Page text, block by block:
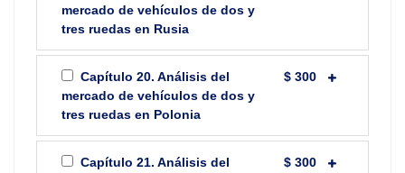
mercado de vehículos de dos y
tres ruedas en Rusia
Capítulo 20. Análisis del
mercado de vehículos de dos y
tres ruedas en Polonia
$ 300
Capítulo 21. Análisis del
$ 300